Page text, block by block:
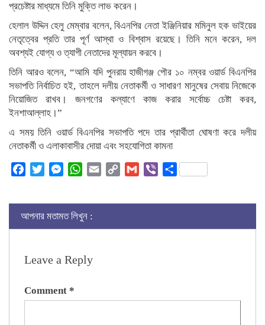
প্রচেষ্টার মাধ্যমে তিনি মুক্তি লাভ করেন।
হেলাল উদ্দিন হেলু মেম্বার বলেন, বিএনপির নেতা ইঞ্জিনিয়ার মমিনুল হক ভাইয়ের
নেতৃত্বের প্রতি তার পূর্ণ আস্থা ও বিশ্বাস রয়েছে। তিনি মনে করেন, দল
অবশ্যই যোগ্য ও ত্যাগী নেতাদের মূল্যায়ন করবে।
তিনি আরও বলেন, “আমি যদি পুনরায় হাজীগঞ্জ পৌর ১০ নম্বর ওয়ার্ড বিএনপির
সভাপতি নির্বাচিত হই, তাহলে দলীয় নেতাকর্মী ও সাধারণ মানুষের সেবায় নিজেকে
নিয়োজিত রাখব। জনগণের কল্যাণে কাজ করার সর্বোচ্চ চেষ্টা করব,
ইনশাআল্লাহ।”
এ সময় তিনি ওয়ার্ড বিএনপির সভাপতি পদে তার প্রার্থীতা ঘোষণা করে দলীয়
নেতাকর্মী ও এলাকাবাসীর দোয়া এবং সহযোগিতা কামনা
Facebook
TwitterMessengerWhatsApp
Email
Copy
Gmail ViberShare
আপনার মতামত লিখুন :
Leave a Reply
Comment *